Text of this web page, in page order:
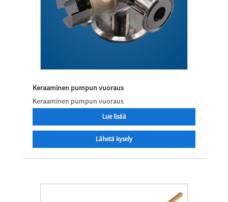
Keraaminen pumpun vuoraus
Keraaminen pumpun vuoraus
Lue lisää
Lähetä kysely